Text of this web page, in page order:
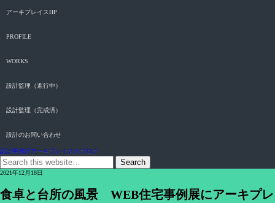
アーキプレイスHP
PROFILE
WORKS
設計監理（進行中）
設計監理（完成済）
設計のお問い合わせ
設計事務所アーキプレイスのブログ
2021年12月18日
食卓と台所の風景 WEB住宅事例展にアーキプレ